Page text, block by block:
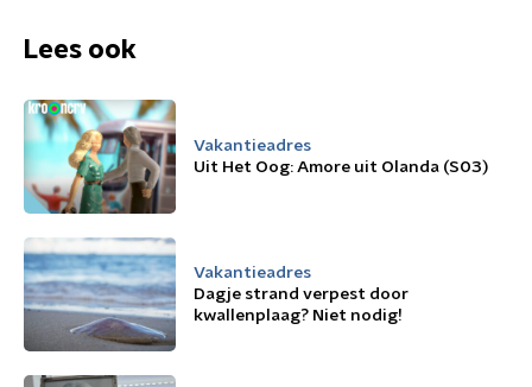
Lees ook
Vakantieadres
Uit Het Oog: Amore uit Olanda (S03)
Vakantieadres
Dagje strand verpest door
kwallenplaag? Niet nodig!